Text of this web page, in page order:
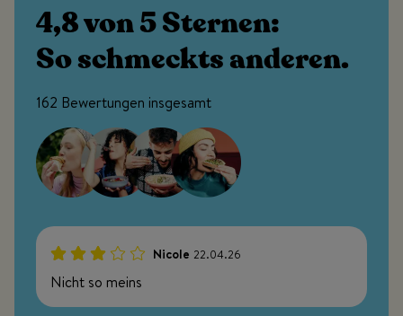
4,8 von 5 Sternen:
So schmeckts anderen.
162 Bewertungen insgesamt
Nicole 22.04.26
Nicht so meins